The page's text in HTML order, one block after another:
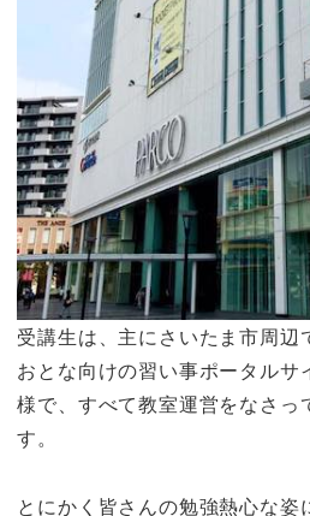
受講生は、主にさいたま市周辺
おとな向けの習い事ポータル
様で、すべて教室運営をなさっ
す。
とにかく皆さんの勉強熱心な姿